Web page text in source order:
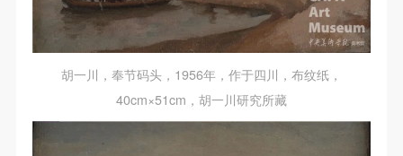
胡一川，奉节码头，1956年，作于四川，布纹纸，
40cm×51cm，胡一川研究所藏